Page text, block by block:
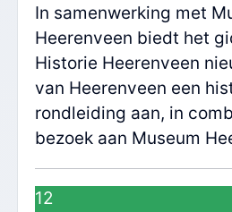
In samenwerking met
Heerenveen biedt het
Historie Heerenveen
van Heerenveen een
rondleiding aan, in
bezoek aan Museum
12